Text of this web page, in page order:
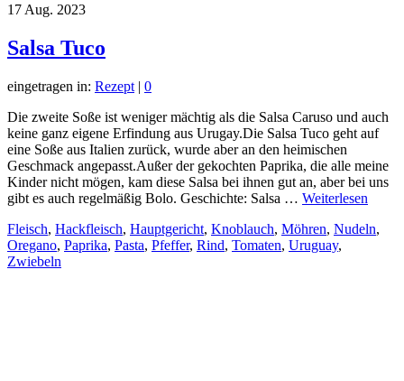
17 Aug. 2023
Salsa Tuco
eingetragen in: Rezept | 0
Die zweite Soße ist weniger mächtig als die Salsa Caruso und auch
keine ganz eigene Erfindung aus Urugay.Die Salsa Tuco geht auf
eine Soße aus Italien zurück, wurde aber an den heimischen
Geschmack angepasst.Außer der gekochten Paprika, die alle meine
Kinder nicht mögen, kam diese Salsa bei ihnen gut an, aber bei uns
gibt es auch regelmäßig Bolo. Geschichte: Salsa … Weiterlesen
Fleisch, Hackfleisch, Hauptgericht, Knoblauch, Möhren, Nudeln,
Oregano, Paprika, Pasta, Pfeffer, Rind, Tomaten, Uruguay,
Zwiebeln